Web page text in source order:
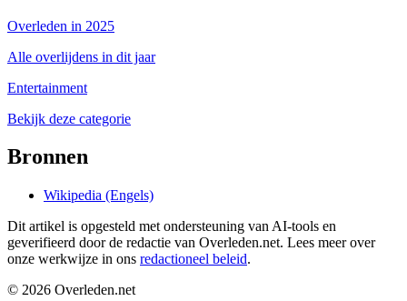
Overleden in 2025
Alle overlijdens in dit jaar
Entertainment
Bekijk deze categorie
Bronnen
Wikipedia (Engels)
Dit artikel is opgesteld met ondersteuning van AI-tools en
geverifieerd door de redactie van Overleden.net. Lees meer over
onze werkwijze in ons redactioneel beleid.
© 2026 Overleden.net